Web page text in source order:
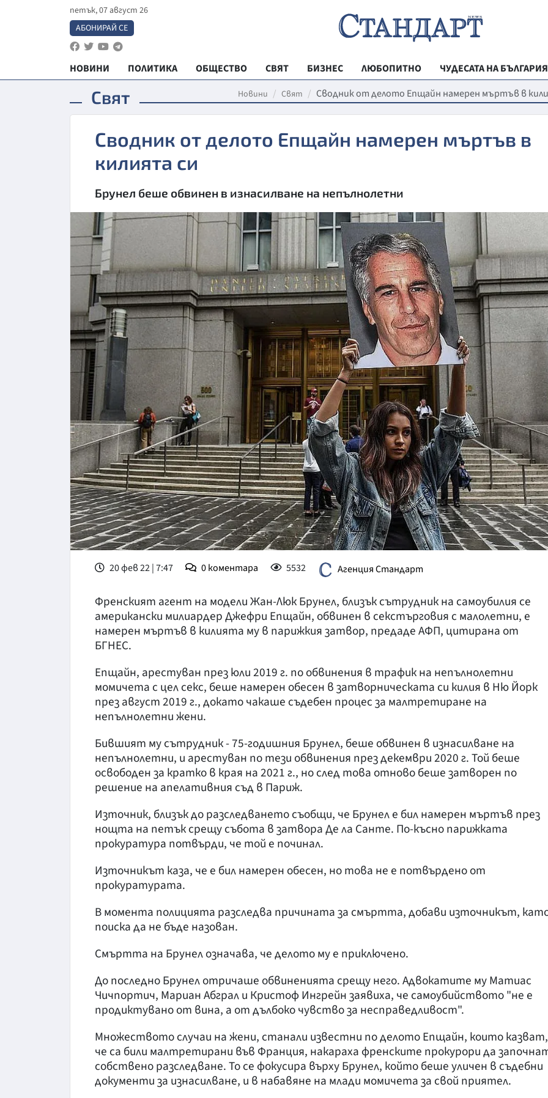
петък, 07 август 26
АБОНИРАЙ СЕ
НОВИНИ ПОЛИТИКА ОБЩЕСТВО СВЯТ БИЗНЕС ЛЮБОПИТНО
ЧУДЕСАТА НА БЪЛГАРИЯ
РЕГИОНАЛНИ
ВЕСТНИК
МЛАДЕЖКА
ТЕХНОЛОГИИ
ДА!НА
ДА! НА
КУЛТУРА
ПРАВОСЪДИЕ
КРИМИ
ВЯРА
ОБЯВИ
ВОЙНАТА В
ВРЕМЕТО
Свят Новини Свят Сводник от делото Епщайн намерен мъртъв в
Сводник от делото Епщайн намерен мъртъв в
килията си
Брунел беше обвинен в изнасилване на непълнолетни
20 фев 22 | 7:47 0коментара 5532 Агенция Стандарт
Френският агент на модели Жан-Люк Брунел, близък сътрудник на самоубилия се
американски милиардер Джефри Епщайн, обвинен в секстърговия с малолетни, е
намерен мъртъв в килията му в парижкия затвор, предаде АФП, цитирана от
БГНЕС.
Епщайн, арестуван през юли 2019 г. по обвинения в трафик на непълнолетни
момичета с цел секс, беше намерен обесен в затворническата си килия в Ню Йорк
през август 2019 г., докато чакаше съдебен процес за малтретиране на
непълнолетни жени.
Бившият му сътрудник - 75-годишния Брунел, беше обвинен в изнасилване на
непълнолетни, и арестуван по тези обвинения през декември 2020 г. Той беше
освободен за кратко в края на 2021 г., но след това отново беше затворен по
решение на апелативния съд в Париж.
Източник, близък до разследването съобщи, че Брунел е бил намерен мъртъв през
нощта на петък срещу събота в затвора Де ла Санте. По-късно парижката
прокуратура потвърди, че той е починал.
Източникът каза, че е бил намерен обесен, но това не е потвърдено от
прокуратурата.
В момента полицията разследва причината за смъртта, добави източникът,
поиска да не бъде назован.
Смъртта на Брунел означава, че делото му е приключено.
До последно Брунел отричаше обвиненията срещу него. Адвокатите му Матиас
Чичпортич, Мариан Абграл и Кристоф Ингрейн заявиха, че самоубийството "не е
продиктувано от вина, а от дълбоко чувство за несправедливост".
Множеството случаи на жени, станали известни по делото Епщайн, които казват,
че са били малтретирани във Франция, накараха френските прокурори да
собствено разследване. То се фокусира върху Брунел, който беше уличен в съдебни
документи за изнасилване, и в набавяне на млади момичета за свой приятел.